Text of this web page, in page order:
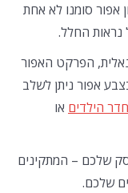
אפור סומנו לא אחת
נראות החלל.
הפרקט האפור
אפור ניתן לשלב
הילדים או
שלכם – המתקינים
שלכם.